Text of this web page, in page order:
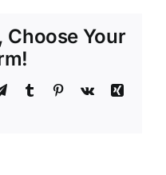
Monner
markt
Choose Your
TelegramTumblr Pinterest
Vk
Xing